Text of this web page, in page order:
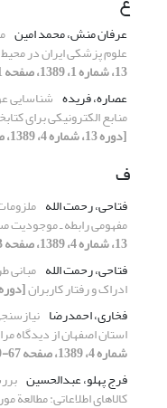
عرفان منش، محمد امین
علوم پزشکی ایران در
13، شماره 1، 1389، صفحه 151-173]
عصاره، فریده شناسایی
منابع الکترونیکی برای
[دوره 13، شماره 4، 1389، صفحه 261-290]
ف
فتاحی، رحمت الله
مفهومی رابطه ـ موجودیت
13، شماره 4، 1389، صفحه 233-260]
فتاحی، رحمت الله مبانی
ادراک و رفتار کاربران[دوره 13، شماره 2، 1389،
فخاری، احمدرضا
استان اصفهان از دیدگاه
شماره 4، 1389، صفحه 67-80]
فرج پهلو، عبدالحسین
کالاهای اطلاعاتی: مطالعة